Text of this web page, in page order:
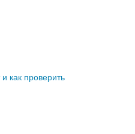
как проверить